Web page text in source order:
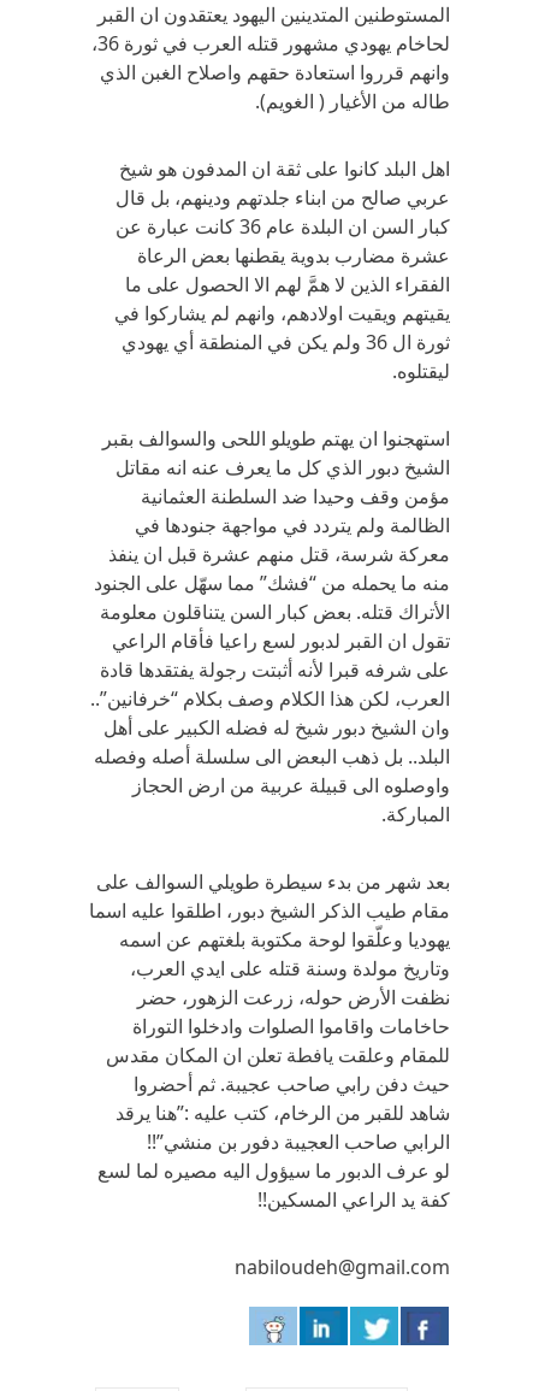
المستوطنين المتدينين اليهود يعتقدون ان القبر
لحاخام يهودي مشهور قتله العرب في ثورة 36،
وانهم قرروا استعادة حقهم واصلاح الغبن الذي
طاله من الأغيار ( الغويم).
اهل البلد كانوا على ثقة ان المدفون هو شيخ
عربي صالح من ابناء جلدتهم ودينهم، بل قال
كبار السن ان البلدة عام 36 كانت عبارة عن
عشرة مضارب بدوية يقطنها بعض الرعاة
الفقراء الذين لا همَّ لهم الا الحصول على ما
يقيتهم ويقيت اولادهم، وانهم لم يشاركوا في
ثورة ال 36 ولم يكن في المنطقة أي يهودي
ليقتلوه.
استهجنوا ان يهتم طويلو اللحى والسوالف بقبر
الشيخ دبور الذي كل ما يعرف عنه انه مقاتل
مؤمن وقف وحيدا ضد السلطنة العثمانية
الظالمة ولم يتردد في مواجهة جنودها في
معركة شرسة، قتل منهم عشرة قبل ان ينفذ
منه ما يحمله من “فشك” مما سهّل على الجنود
الأتراك قتله. بعض كبار السن يتناقلون معلومة
تقول ان القبر لدبور لسع راعيا فأقام الراعي
على شرفه قبرا لأنه أثبتت رجولة يفتقدها قادة
العرب، لكن هذا الكلام وصف بكلام “خرفانين”..
وان الشيخ دبور شيخ له فضله الكبير على أهل
البلد.. بل ذهب البعض الى سلسلة أصله وفصله
واوصلوه الى قبيلة عربية من ارض الحجاز
المباركة.
بعد شهر من بدء سيطرة طويلي السوالف على
مقام طيب الذكر الشيخ دبور، اطلقوا عليه اسما
يهوديا وعلّقوا لوحة مكتوبة بلغتهم عن اسمه
وتاريخ مولدة وسنة قتله على ايدي العرب،
نظفت الأرض حوله، زرعت الزهور، حضر
حاخامات واقاموا الصلوات وادخلوا التوراة
للمقام وعلقت يافطة تعلن ان المكان مقدس
حيث دفن رابي صاحب عجيبة. ثم أحضروا
شاهد للقبر من الرخام، كتب عليه :”هنا يرقد
الرابي صاحب العجيبة دفور بن منشي”!!
لو عرف الدبور ما سيؤول اليه مصيره لما لسع
كفة يد الراعي المسكين!!
nabiloudeh@gmail.com